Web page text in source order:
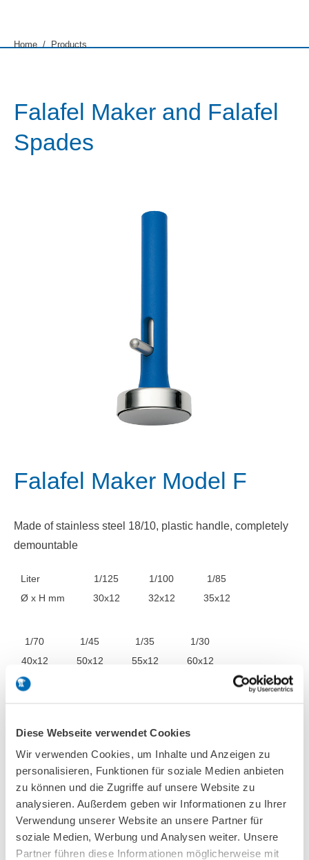
Diese Webseite verwendet Cookies
Wir verwenden Cookies, um Inhalte und Anzeigen zu
personalisieren, Funktionen für soziale Medien anbieten
zu können und die Zugriffe auf unsere Website zu
analysieren. Außerdem geben wir Informationen zu Ihrer
Verwendung unserer Website an unsere Partner für
soziale Medien, Werbung und Analysen weiter. Unsere
Partner führen diese Informationen möglicherweise mit
You are here:
Home Products
Falafel Maker and Falafel
Spades
Falafel Maker Model F
Made of stainless steel 18/10, plastic handle, completely
demountable
Liter
Ø x H mm
1/125
30x12
1/100
32x12
1/85
35x12
1/70
40x12
1/45
50x12
1/35
55x12
1/30
60x12
Falafel Maker Model FO
Stainless steel 18/10, oval bowl, blue plastic handle,
demountable for easy cleaning